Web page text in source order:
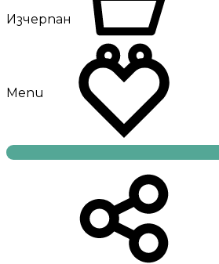
Menu
Изчерпан